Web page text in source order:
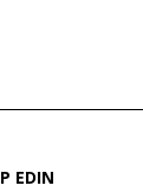
EDIN